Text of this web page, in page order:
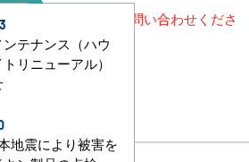
なります。詳細はお問い合わせくださ
テナンス（ハウ
リニューアル）
地震により被害を